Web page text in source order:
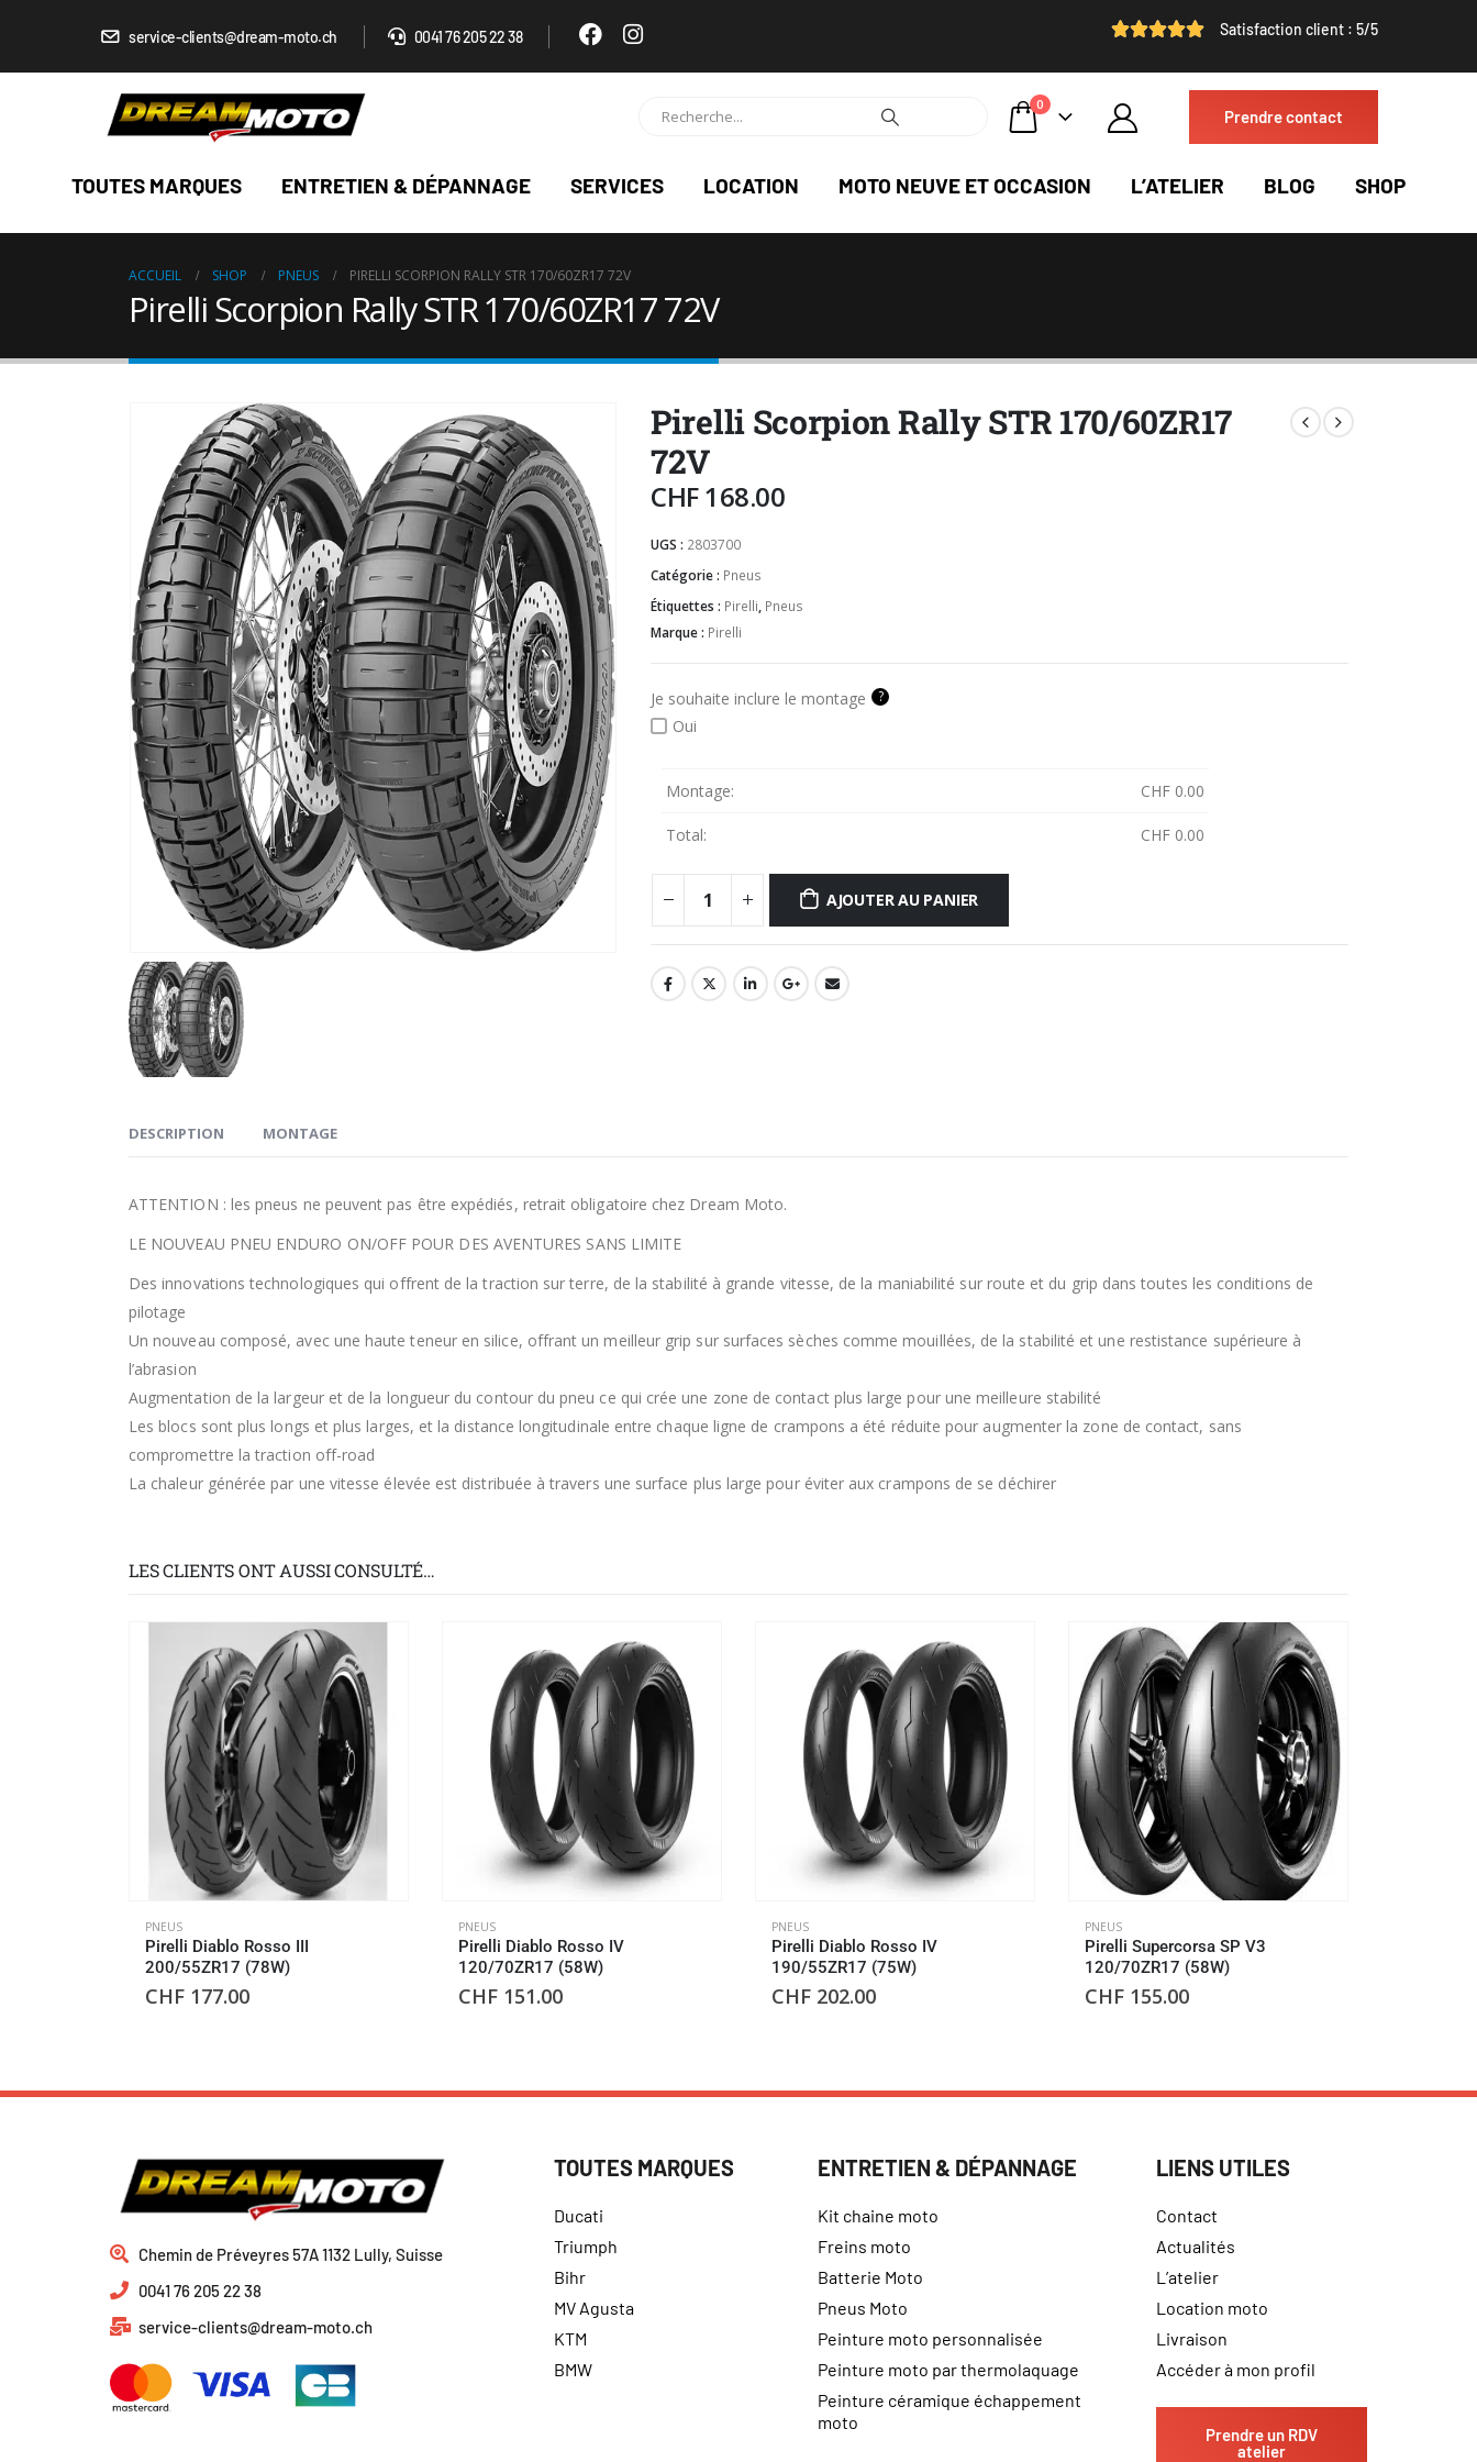
service-clients@dream-moto.ch 0041 76 205 22 38 Satisfaction client : 5/5
0
Prendre contact
TOUTES MARQUES ENTRETIEN & DÉPANNAGE SERVICES LOCATION MOTO NEUVE ET OCCASION L’ATELIER BLOG SHOP
ACCUEIL SHOP PNEUS PIRELLI SCORPION RALLY STR 170/60ZR17 72V
Pirelli Scorpion Rally STR 170/60ZR17 72V
Pirelli Scorpion Rally STR 170/60ZR17
72V
CHF168.00
UGS : 2803700
Catégorie : Pneus
Étiquettes : Pirelli, Pneus
Marque : Pirelli
Je souhaite inclure le montage ?
Oui
Montage: CHF 0.00
Total: CHF 0.00
AJOUTER AU PANIER
DESCRIPTION MONTAGE
ATTENTION : les pneus ne peuvent pas être expédiés, retrait obligatoire chez Dream Moto.
LE NOUVEAU PNEU ENDURO ON/OFF POUR DES AVENTURES SANS LIMITE
Des innovations technologiques qui offrent de la traction sur terre, de la stabilité à grande vitesse, de la maniabilité sur route et du grip dans toutes les conditions de
pilotage
Un nouveau composé, avec une haute teneur en silice, offrant un meilleur grip sur surfaces sèches comme mouillées, de la stabilité et une restistance supérieure à
l’abrasion
Augmentation de la largeur et de la longueur du contour du pneu ce qui crée une zone de contact plus large pour une meilleure stabilité
Les blocs sont plus longs et plus larges, et la distance longitudinale entre chaque ligne de crampons a été réduite pour augmenter la zone de contact, sans
compromettre la traction off-road
La chaleur générée par une vitesse élevée est distribuée à travers une surface plus large pour éviter aux crampons de se déchirer
LES CLIENTS ONT AUSSI CONSULTÉ…
PNEUS
Pirelli Diablo Rosso III
200/55ZR17 (78W)
CHF 177.00
PNEUS
Pirelli Diablo Rosso IV
120/70ZR17 (58W)
CHF 151.00
PNEUS
Pirelli Diablo Rosso IV
190/55ZR17 (75W)
CHF 202.00
PNEUS
Pirelli Supercorsa SP V3
120/70ZR17 (58W)
CHF 155.00
Chemin de Préveyres 57A 1132 Lully, Suisse
0041 76 205 22 38
service-clients@dream-moto.ch
TOUTES MARQUES
Ducati
Triumph
Bihr
MV Agusta
KTM
BMW
ENTRETIEN & DÉPANNAGE
Kit chaine moto
Freins moto
Batterie Moto
Pneus Moto
Peinture moto personnalisée
Peinture moto par thermolaquage
Peinture céramique échappement
moto
LIENS UTILES
Contact
Actualités
L’atelier
Location moto
Livraison
Accéder à mon profil
Prendre un RDV
atelier